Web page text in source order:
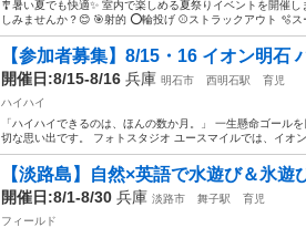
🎐暑い夏でも快適✨ 室内で楽しめる夏祭りイベントを開催
しみませんか？😊 🎯射的 ⭕輪投げ ⚾ストラックアウト 🫧
【参加者募集】8/15・16 イオン明石
開催日:8/15-8/16 兵庫 明石市 西明石駅
育児
ハイハイ
「ハイハイできるのは、ほんの数か月。」 一生懸命ゴール
切な思い出です。 フォトスタジオ ユースマイルでは、イオ
【淡路島】自然×英語で水遊び＆氷遊
開催日:8/1-8/30 兵庫 淡路市 舞子駅
育児
フィールド